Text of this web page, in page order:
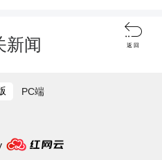
新闻
PC端

返 回